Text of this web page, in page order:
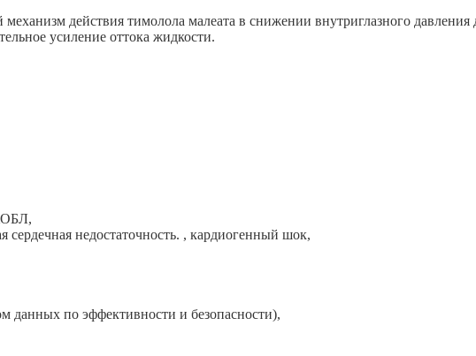
действия тимолола малеата в снижении внутриглазного
усиление оттока жидкости.
недостаточность. , кардиогенный шок,
данных по эффективности и безопасности),